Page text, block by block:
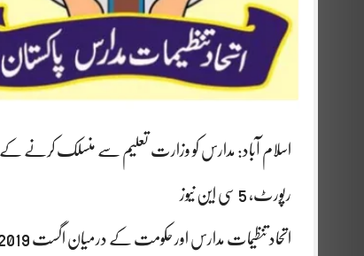
اسلام آباد: مدارس کو وزارت تعلیم سے منسلک کرنے کے 2019 معاہدے کی تفصیلات سامنے آگئیں
رپورٹ، 5 سی این نیوز